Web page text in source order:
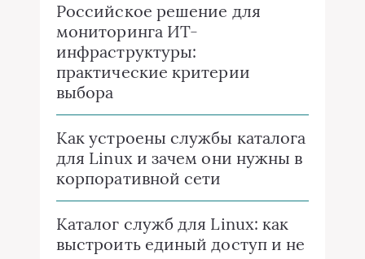
Российское решение для
мониторинга ИТ-
инфраструктуры:
практические критерии
выбора
Как устроены службы каталога
для Linux и зачем они нужны в
корпоративной сети
Каталог служб для Linux: как
выстроить единый доступ и не